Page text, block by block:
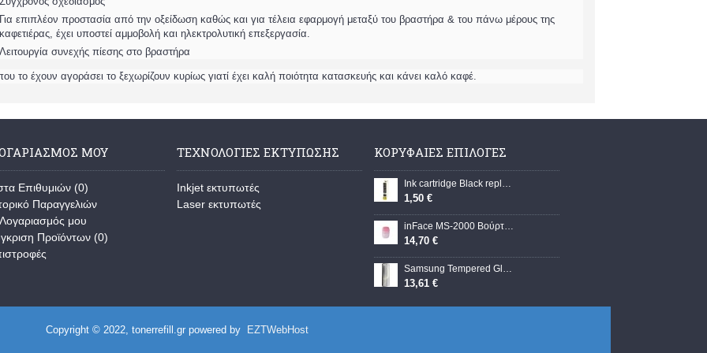
Για επιπλέον προστασία από την οξείδωση καθώς και για τέλεια εφαρμογή μεταξύ του βραστήρα & του πάνω μέρους της
καφετιέρας, έχει υποστεί αμμοβολή και ηλεκτρολυτική επεξεργασία.
Λειτουργία συνεχής πίεσης στο βραστήρα
το έχουν αγοράσει το ξεχωρίζουν κυρίως γιατί έχει καλή ποιότητα κατασκευής και κάνει καλό καφέ.
ΜΟΥ
Επιθυμιών (0)
Παραγγελιών
μου
Προϊόντων (0)
ΤΕΧΝΟΛΟΓΊΕΣ ΕΚΤΎΠΩΣΗΣ
Inkjet εκτυπωτές
Laser εκτυπωτές
ΚΟΡΥΦΑΊΕΣ ΕΠΙΛΟΓΈΣ
Ink cartridge Black replaces Epson C13T12814012, T1281
1,50 €
inFace MS-2000 Βούρτσα Καθαρισμού Προσώπου από Σιλικόνη Ροζ
14,70 €
Samsung Tempered Glass 2τμχ (Samsung S24, S921) EF-US921CTEGWW
13,61 €
Copyright © 2022, tonerrefill.gr powered by EZTWebHost